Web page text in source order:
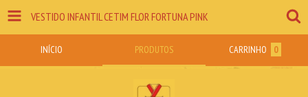
VESTIDO INFANTIL CETIM FLOR FORTUNA PINK
INÍCIO PRODUTOS CARRINHO 0